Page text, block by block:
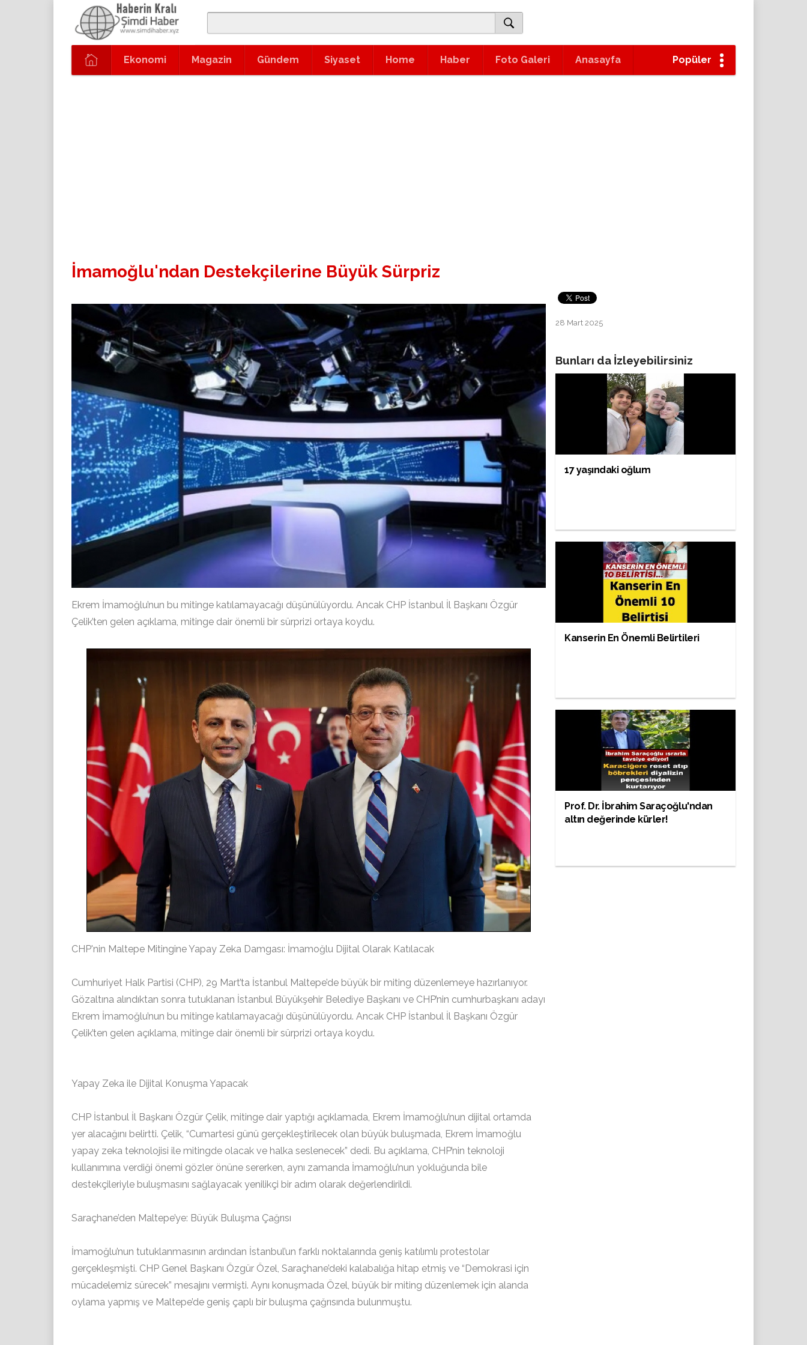
Ekonomi Magazin Gündem Siyaset Home Haber Foto Galeri Anasayfa Popüler
İmamoğlu'ndan Destekçilerine Büyük Sürpriz
Ekrem İmamoğlu’nun bu mitinge katılamayacağı düşünülüyordu. Ancak CHP İstanbul İl Başkanı Özgür
Çelik’ten gelen açıklama, mitinge dair önemli bir sürprizi ortaya koydu.
CHP'nin Maltepe Mitingine Yapay Zeka Damgası: İmamoğlu Dijital Olarak Katılacak
Cumhuriyet Halk Partisi (CHP), 29 Mart’ta İstanbul Maltepe’de büyük bir miting düzenlemeye hazırlanıyor.
Gözaltına alındıktan sonra tutuklanan İstanbul Büyükşehir Belediye Başkanı ve CHP’nin cumhurbaşkanı adayı
Ekrem İmamoğlu’nun bu mitinge katılamayacağı düşünülüyordu. Ancak CHP İstanbul İl Başkanı Özgür
Çelik’ten gelen açıklama, mitinge dair önemli bir sürprizi ortaya koydu.
Yapay Zeka ile Dijital Konuşma Yapacak
CHP İstanbul İl Başkanı Özgür Çelik, mitinge dair yaptığı açıklamada, Ekrem İmamoğlu’nun dijital ortamda
yer alacağını belirtti. Çelik, “Cumartesi günü gerçekleştirilecek olan büyük buluşmada, Ekrem İmamoğlu
yapay zeka teknolojisi ile mitingde olacak ve halka seslenecek” dedi. Bu açıklama, CHP’nin teknoloji
kullanımına verdiği önemi gözler önüne sererken, aynı zamanda İmamoğlu’nun yokluğunda bile
destekçileriyle buluşmasını sağlayacak yenilikçi bir adım olarak değerlendirildi.
Saraçhane’den Maltepe’ye: Büyük Buluşma Çağrısı
İmamoğlu’nun tutuklanmasının ardından İstanbul’un farklı noktalarında geniş katılımlı protestolar
gerçekleşmişti. CHP Genel Başkanı Özgür Özel, Saraçhane’deki kalabalığa hitap etmiş ve “Demokrasi için
mücadelemiz sürecek” mesajını vermişti. Aynı konuşmada Özel, büyük bir miting düzenlemek için alanda
oylama yapmış ve Maltepe’de geniş çaplı bir buluşma çağrısında bulunmuştu.
28 Mart 2025
Bunları da İzleyebilirsiniz
17 yaşındaki oğlum
Kanserin En Önemli Belirtileri
Prof. Dr. İbrahim Saraçoğlu'ndan
altın değerinde kürler!